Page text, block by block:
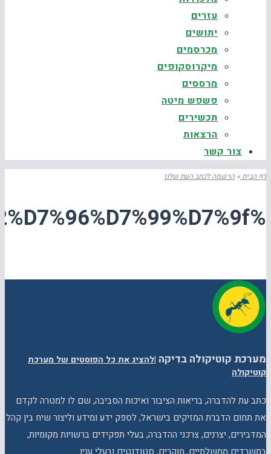
עזרים
יתושים
מכרסמים
מיקרוסקופים
מרססים
פשפש מיטה
תכשירים
הרצאות
צור קשר
דף הבית» הרשמה לכתב העת שלנו
%d7%9e%d7%92%d7%96%d7%99%d7%9f
מערכת קוטיקולה בדיקה |להציג את כל הפוסטים של מערכת
קוטיקולה
כתב עת להדברה, בריאות הציבור ואיכות הסביבה, שם לו למטרה לקדם
את תחום הדברת המזיקים בישראל, לספק ידע ומידע וליצור שיח בין קהל
המדבירים, יצרנים, צרכני ההדברה, בעלי תפקידים ברשויות מקומיות,